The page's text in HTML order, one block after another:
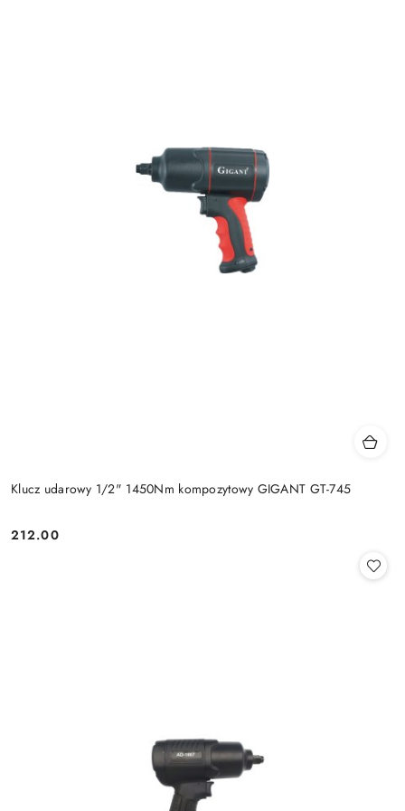
Klucz udarowy 1/2" 1450Nm kompozytowy GIGANT GT-745
Cena:
212.00